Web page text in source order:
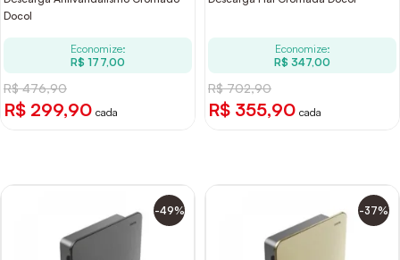
Docol
Economize:
R$ 177,00
R$ 476,90
R$ 299,90 cada
Economize:
R$ 347,00
R$ 702,90
R$ 355,90 cada
-49% -37%